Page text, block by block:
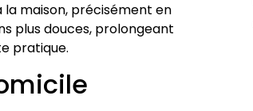
maison, précisément en
plus douces, prolongeant
pratique.